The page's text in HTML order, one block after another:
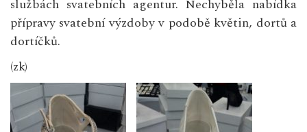
službách svatebních agentur. Nechyběla nabídka
přípravy svatební výzdoby v podobě květin, dortů a
dortíčků.
(zk)